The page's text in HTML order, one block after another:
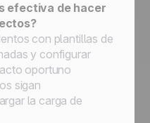
efectiva de hacer
con plantillas de
y configurar
oportuno
sigan
la carga de